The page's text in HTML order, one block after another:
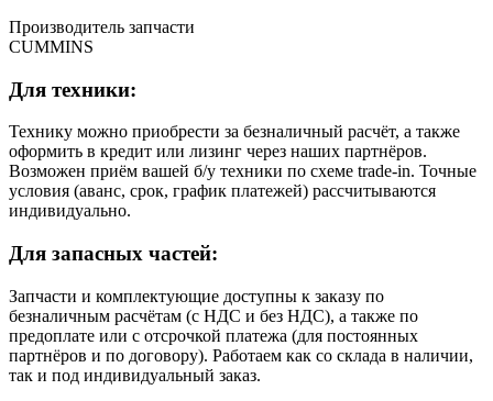
Производитель запчасти
CUMMINS
Для техники:
Технику можно приобрести за безналичный расчёт, а также
оформить в кредит или лизинг через наших партнёров.
Возможен приём вашей б/у техники по схеме trade-in. Точные
условия (аванс, срок, график платежей) рассчитываются
индивидуально.
Для запасных частей:
Запчасти и комплектующие доступны к заказу по
безналичным расчётам (с НДС и без НДС), а также по
предоплате или с отсрочкой платежа (для постоянных
партнёров и по договору). Работаем как со склада в наличии,
так и под индивидуальный заказ.